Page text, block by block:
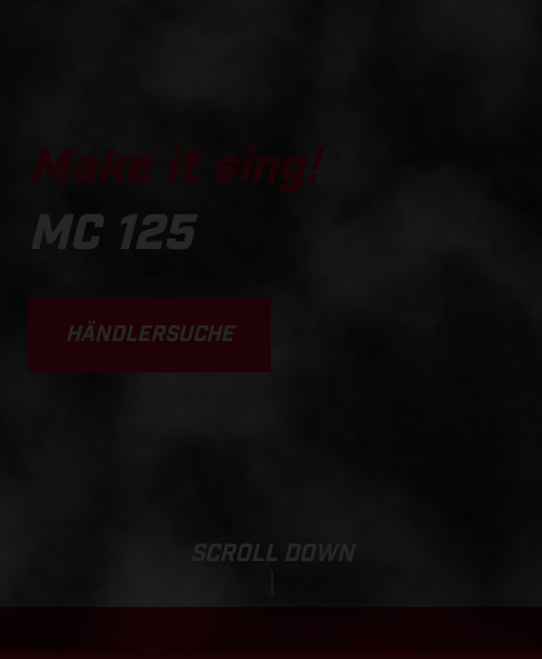
Make it sing!
MC 125
HÄNDLERSUCHE
SCROLL DOWN